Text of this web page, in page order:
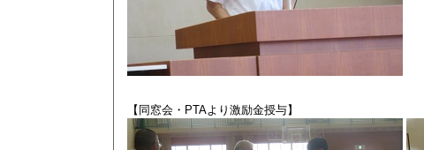
【同窓会・PTAより激励金授与】